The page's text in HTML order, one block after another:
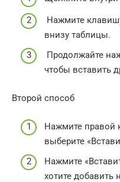
Нажмите
внизу таблицы.
Продолжайте
чтобы вставить
Второй способ
Нажмите правой
выберите
Нажмите
хотите